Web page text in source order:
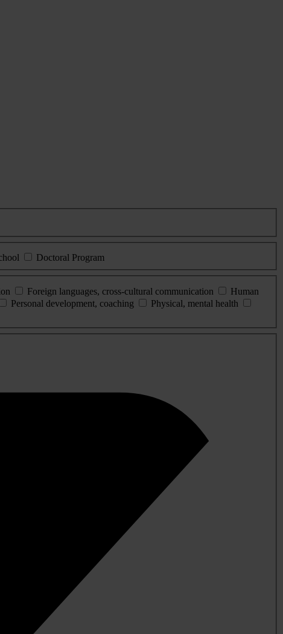
Doctoral Program
Foreign languages, cross-cultural communication
Human
Personal development, coaching
Physical, mental health